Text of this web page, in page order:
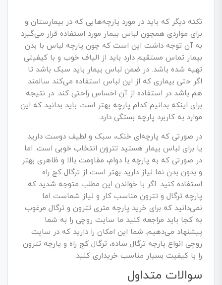
نکته دیگر که باید در مورد پارچه‌هایی که در بیمارستان و
برای مواردی همچون لباس بیمار مورد استفاده قرار می‌گیرد
به آن توجه داشت این است که چون پارچه لباس با بدن
بیمار تماس مستقیم دارد باید از الیاف خوب و با کیفیتی
تهیه شده باشد. در ضمن لباس بیمار باید سبک باشد تا
اگر حتی بیماری که از این لباس استفاده می‌کند سالمند
هم باشد در استفاده از آن احساس راحتی کند. در نتیجه
برای اینکه بدانیم کدام پارچه بهتر است باید بدانید که این
موارد به کاربرد پارچه بستگی دارد.
در صورتی که پارچه‌ای خنک، سبک و لطیف دوست دارید
یا برای لباس بیمار هستید تترون انتخاب خوبی است. اما
در صورتی که به پارچه با دوام، مقاومت بالا و ظاهری بهتر
و بدون بدن نما نیاز دارید بهتر است از ترگال کج راه
استفاده کنید. اگر با خواندن این مطلب متوجه شدید که
پارچه ترگال و تترون مناسب کار و نیاز شماست اما
نمی‌دانید که برای خرید پارچه متری تترون و ترگال مرغوب
به کجا باید مراجعه کنید ما سایت روچی را به شما
پیشنهاد می‌دهیم. شما این امکان را دارید که در سایت
روچی انواع پارچه ترگال ساده، ترگال کج راه و پارچه تترون
را با کیفیت بسیار مناسب خریداری کنید.
سوالات متداول